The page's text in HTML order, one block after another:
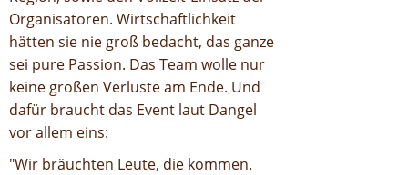
Organisatoren. Wirtschaftlichkeit
hätten sie nie groß bedacht, das ganze
sei pure Passion. Das Team wolle nur
keine großen Verluste am Ende. Und
dafür braucht das Event laut Dangel
vor allem eins:
"Wir bräuchten Leute, die kommen.